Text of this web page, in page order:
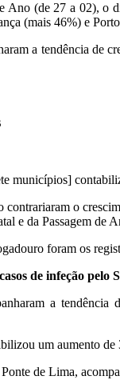
Ano (de 27 a 02), o
(mais 46%) e
a tendência de
municípios]
o
e da Passagem de
foram os
de infeção pelo
a
um aumento
de Lima,